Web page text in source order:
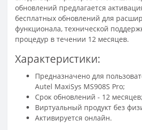
обновлений предлагается
бесплатных обновлений для
функционала, технической
процедур в течении 12 месяцев.
Характеристики:
Предназначено для
Autel MaxiSys MS908S Pro;
Срок обновлений - 12 месяцев;
Виртуальный продукт без
Активируется онлайн.